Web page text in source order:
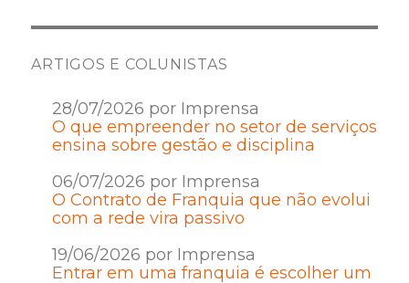
ARTIGOS E COLUNISTAS
28/07/2026 por Imprensa
O que empreender no setor de serviços
ensina sobre gestão e disciplina
06/07/2026 por Imprensa
O Contrato de Franquia que não evolui
com a rede vira passivo
19/06/2026 por Imprensa
Entrar em uma franquia é escolher um